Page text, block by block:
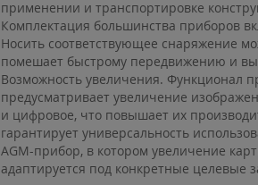
применении и транспортировке
Комплектация большинства приборов
Носить соответствующее снаряжение
помешает быстрому передвижению и
Возможность увеличения. Функционал
предусматривает увеличение
и цифровое, что повышает их
гарантирует универсальность
AGM-прибор, в котором увеличение
адаптируется под конкретные целевые